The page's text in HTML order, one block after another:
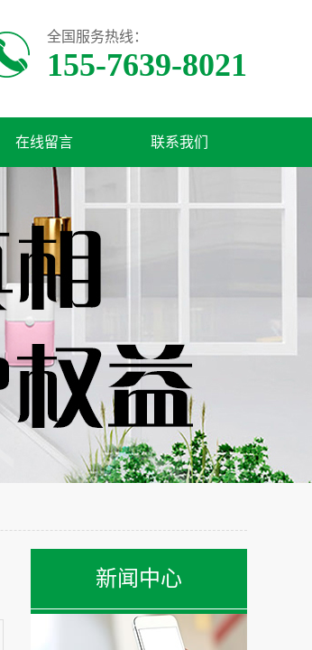
全国服务热线：
155-7639-8021
在线留言 联系我们
新闻中心